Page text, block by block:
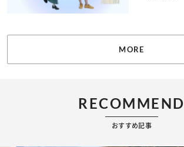
MORE
RECOMMEND
おすすめ記事